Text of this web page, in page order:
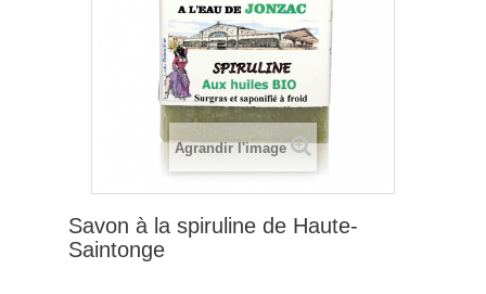
Agrandir l'image
Savon à la spiruline de Haute-
Saintonge